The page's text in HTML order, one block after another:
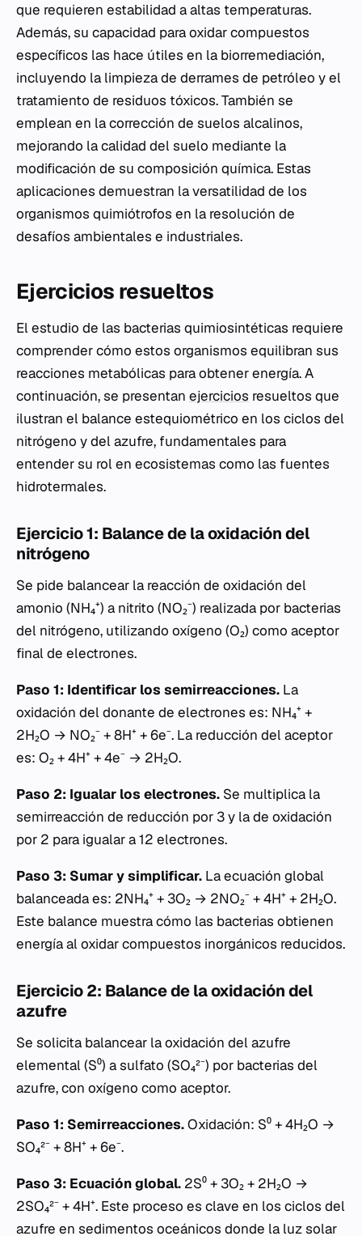
que requieren estabilidad a altas temperaturas.
Además, su capacidad para oxidar compuestos
específicos las hace útiles en la biorremediación,
incluyendo la limpieza de derrames de petróleo y el
tratamiento de residuos tóxicos. También se
emplean en la corrección de suelos alcalinos,
mejorando la calidad del suelo mediante la
modificación de su composición química. Estas
aplicaciones demuestran la versatilidad de los
organismos quimiótrofos en la resolución de
desafíos ambientales e industriales.
Ejercicios resueltos
El estudio de las bacterias quimiosintéticas requiere
comprender cómo estos organismos equilibran sus
reacciones metabólicas para obtener energía. A
continuación, se presentan ejercicios resueltos que
ilustran el balance estequiométrico en los ciclos del
nitrógeno y del azufre, fundamentales para
entender su rol en ecosistemas como las fuentes
hidrotermales.
Ejercicio 1: Balance de la oxidación del
nitrógeno
Se pide balancear la reacción de oxidación del
amonio (NH₄⁺) a nitrito (NO₂⁻) realizada por bacterias
del nitrógeno, utilizando oxígeno (O₂) como aceptor
final de electrones.
Paso 1: Identificar los semirreacciones. La
oxidación del donante de electrones es: NH₄⁺ +
2H₂O → NO₂⁻ + 8H⁺ + 6e⁻. La reducción del aceptor
es: O₂ + 4H⁺ + 4e⁻ → 2H₂O.
Paso 2: Igualar los electrones. Se multiplica la
semirreacción de reducción por 3 y la de oxidación
por 2 para igualar a 12 electrones.
Paso 3: Sumar y simplificar. La ecuación global
balanceada es: 2NH₄⁺ + 3O₂ → 2NO₂⁻ + 4H⁺ + 2H₂O.
Este balance muestra cómo las bacterias obtienen
energía al oxidar compuestos inorgánicos reducidos.
Ejercicio 2: Balance de la oxidación del
azufre
Se solicita balancear la oxidación del azufre
elemental (S⁰) a sulfato (SO₄²⁻) por bacterias del
azufre, con oxígeno como aceptor.
Paso 1: Semirreacciones.Oxidación: S⁰ + 4H₂O →
SO₄²⁻ + 8H⁺ + 6e⁻.
Paso 3: Ecuación global. 2S⁰ + 3O₂ + 2H₂O →
2SO₄²⁻ + 4H⁺. Este proceso es clave en los ciclos del
azufre en sedimentos oceánicos donde la luz solar